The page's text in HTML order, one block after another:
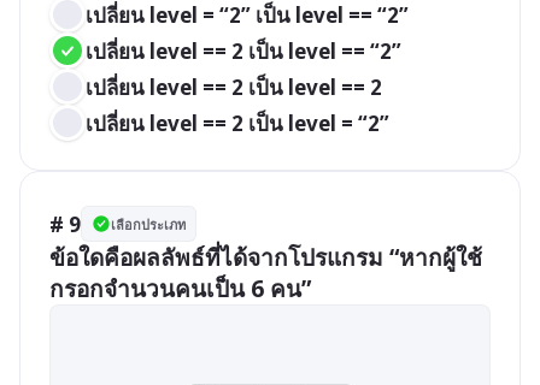
เปลี่ยน level = “2” เป็น level == “2”
เปลี่ยน level == 2 เป็น level == “2”
เปลี่ยน level == 2 เป็น level == 2
เปลี่ยน level == 2 เป็น level = “2”
# 9 เลือกประเภท
ข้อใดคือผลลัพธ์ที่ได้จากโปรแกรม “หากผู้ใช้
กรอกจำนวนคนเป็น 6 คน”